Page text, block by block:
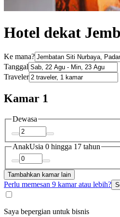
Hotel dekat
Ke mana?
Tanggal
Traveler
Kamar 1
Dewasa
AnakUsia 0 hingga 17 tahun
Tambahkan kamar lain
Perlu memesan 9 kamar atau lebih?
Saya bepergian untuk bisnis